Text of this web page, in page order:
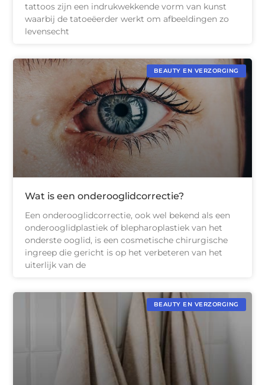
tattoos zijn een indrukwekkende vorm van kunst
waarbij de tatoeëerder werkt om afbeeldingen zo
levensecht
BEAUTY EN VERZORGING
Wat is een onderooglidcorrectie?
Een onderooglidcorrectie, ook wel bekend als een
onderooglidplastiek of blepharoplastiek van het
onderste ooglid, is een cosmetische chirurgische
ingreep die gericht is op het verbeteren van het
uiterlijk van de
BEAUTY EN VERZORGING